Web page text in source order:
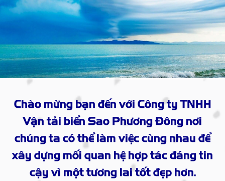
Chào mừng bạn đến với Công ty TNHH
Vận tải biển Sao Phương Đông nơi
chúng ta có thể làm việc cùng nhau để
xây dựng mối quan hệ hợp tác đáng tin
cậy vì một tương lai tốt đẹp hơn.